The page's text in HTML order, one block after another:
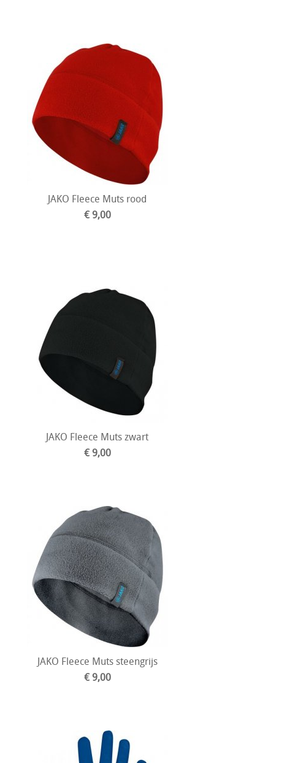
JAKO Fleece Muts rood
€ 9,00
JAKO Fleece Muts zwart
€ 9,00
JAKO Fleece Muts steengrijs
€ 9,00